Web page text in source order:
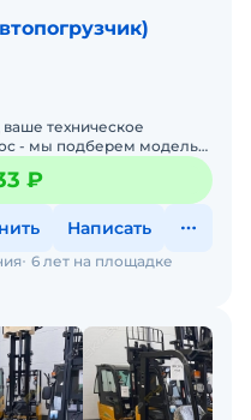
техническое
₽
Написать
6 лет на площадке